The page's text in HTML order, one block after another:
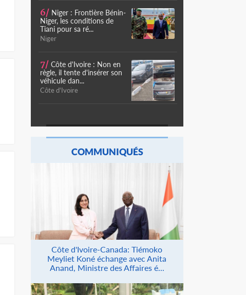
6/ Niger : Frontière Bénin-
Niger, les conditions de
Tiani pour sa ré...
Niger
7/ Côte d'Ivoire : Non en
règle, il tente d'insérer son
véhicule dan...
Côte d'Ivoire
COMMUNIQUÉS
Côte d'Ivoire-Canada: Tiémoko
Meyliet Koné échange avec Anita
Anand, Ministre des Affaires é...